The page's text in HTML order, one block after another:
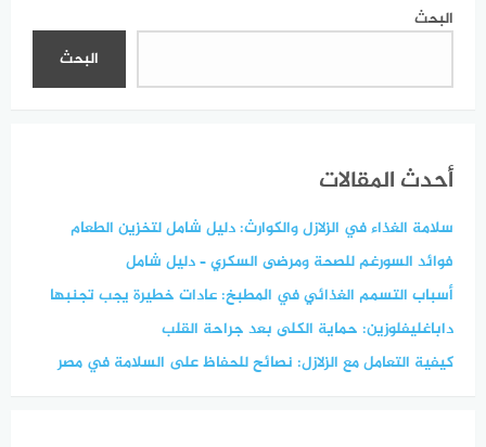
البحث
البحث
أحدث المقالات
سلامة الغذاء في الزلازل والكوارث: دليل شامل لتخزين الطعام
فوائد السورغم للصحة ومرضى السكري – دليل شامل
أسباب التسمم الغذائي في المطبخ: عادات خطيرة يجب تجنبها
داباغليفلوزين: حماية الكلى بعد جراحة القلب
كيفية التعامل مع الزلازل: نصائح للحفاظ على السلامة في مصر